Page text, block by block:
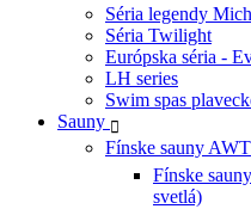
Séria legendy
Séria Twilight
Európska séria -
LH series
Swim spas
Sauny
Fínske sauny AWT
Fínske
svetlá)